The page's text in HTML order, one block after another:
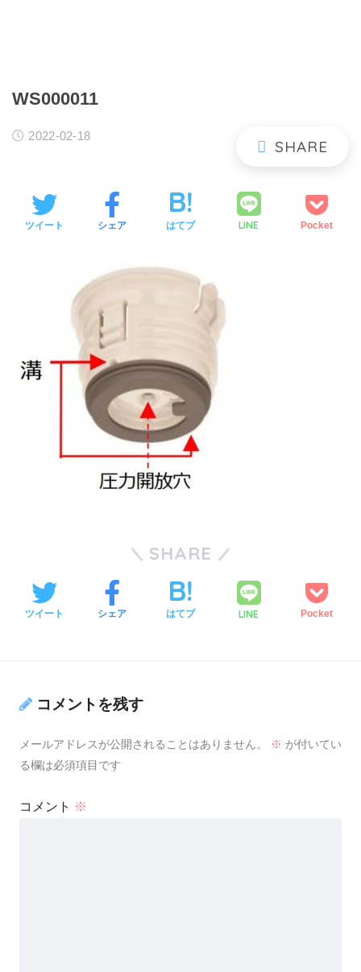
WS000011
2022-02-18
ツイート シェア はてブ LINE Pocket
SHARE
ツイート シェア はてブ LINE Pocket
コメントを残す
メールアドレスが公開されることはありません。 ※ が付いてい
る欄は必須項目です
コメント ※